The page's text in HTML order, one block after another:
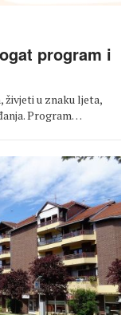
program i
živjeti u znaku ljeta,
Program…